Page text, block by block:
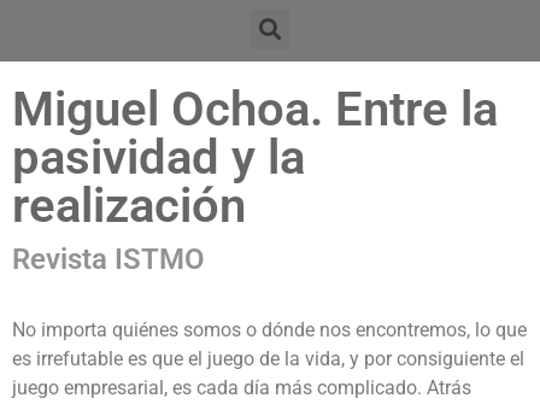
Miguel Ochoa. Entre la
pasividad y la
realización
Revista ISTMO
No importa quiénes somos o dónde nos encontremos, lo que
es irrefutable es que el juego de la vida, y por consiguiente el
juego empresarial, es cada día más complicado. Atrás